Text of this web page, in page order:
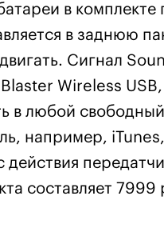
в
в заднюю
Сигнал
Wireless
в любой
например,
составляет 7999